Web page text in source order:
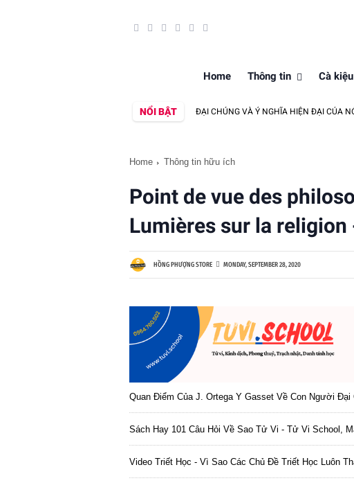
Home Thông tin Cà
NỔI BẬT
J. ORTEGA Y GASSET VỀ CON NGƯỜI ĐẠI CHÚNG VÀ Ý NGHĨA HIỆN ĐẠI CỦA NÓ
Home Thông tin hữu ích
Point de vue des
Lumières sur la religion
HỒNG PHƯỢNG STORE MONDAY, SEPTEMBER 28, 2020
Quan Điểm Của J. Ortega Y Gasset Về Con Người Đại
Sách Hay 101 Câu Hỏi Về Sao Tử Vi - Tử Vi School,
Video Triết Học - Vì Sao Các Chủ Đề Triết Học Luôn